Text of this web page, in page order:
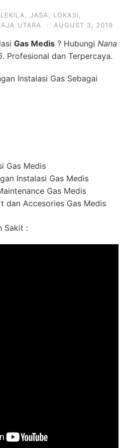
JASA LOKASI
UTARA · AUGUST 3, 2019
Gas Medis ? Hubungi Nana
. Profesional dan Terpercaya.
Instalasi Gas Sebagai
Gas Medis
Instalasi Gas Medis
Gas Medis
dan Accesories Gas Medis
Sakit :